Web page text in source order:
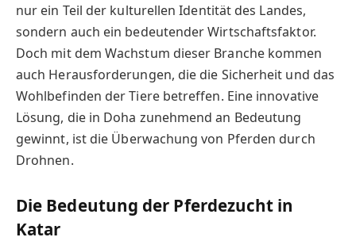
nur ein Teil der kulturellen Identität des Landes,
sondern auch ein bedeutender Wirtschaftsfaktor.
Doch mit dem Wachstum dieser Branche kommen
auch Herausforderungen, die die Sicherheit und das
Wohlbefinden der Tiere betreffen. Eine innovative
Lösung, die in Doha zunehmend an Bedeutung
gewinnt, ist die Überwachung von Pferden durch
Drohnen.
Die Bedeutung der Pferdezucht in
Katar